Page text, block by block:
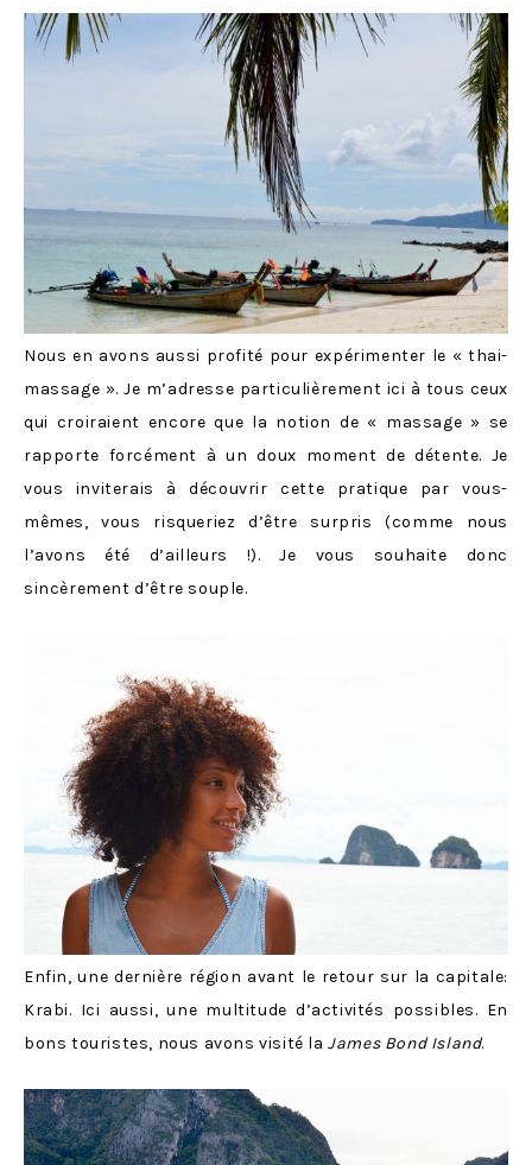
Nous en avons aussi profité pour expérimenter le « thai-
massage ». Je m’adresse particulièrement ici à tous ceux
qui croiraient encore que la notion de « massage » se
rapporte forcément à un doux moment de détente. Je
vous inviterais à découvrir cette pratique par vous-
mêmes, vous risqueriez d’être surpris (comme nous
l’avons été d’ailleurs !). Je vous souhaite donc
sincèrement d’être souple.
Enfin, une dernière région avant le retour sur la capitale:
Krabi. Ici aussi, une multitude d’activités possibles. En
bons touristes, nous avons visité laJames Bond Island.